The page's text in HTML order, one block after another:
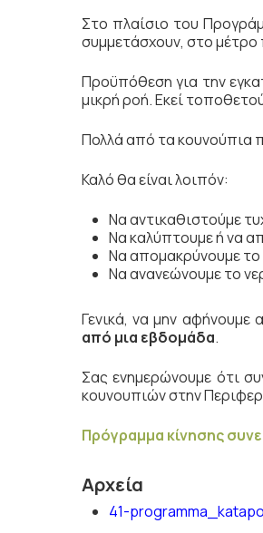
Στο πλαίσιο του
συμμετάσχουν, στο
Προϋπόθεση για την
μικρή ροή. Εκεί
Πολλά από τα κουνούπια
Καλό θα είναι λοιπόν:
Να αντικαθιστούμε
Να καλύπτουμε ή να
Να απομακρύνουμε το
Να ανανεώνουμε το
Γενικά, να μην αφήνουμε
από μια εβδομάδα.
Σας ενημερώνουμε ότι
κουνουπιών στην
Πρόγραμμα κίνησης
Αρχεία
41-